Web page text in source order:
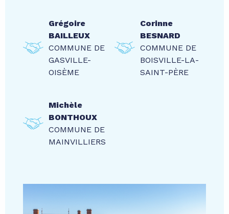
Grégoire
BAILLEUX
COMMUNE DE
GASVILLE-
OISÈME
Corinne
BESNARD
COMMUNE DE
BOISVILLE-LA-
SAINT-PÈRE
Michèle
BONTHOUX
COMMUNE DE
MAINVILLIERS